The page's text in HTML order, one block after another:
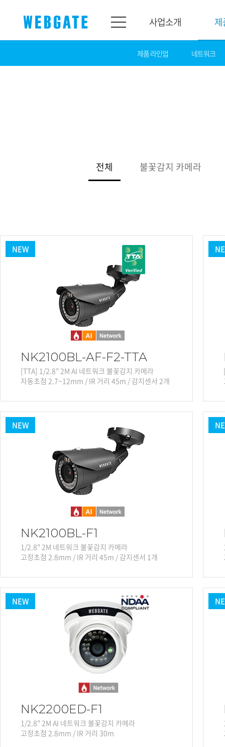
대리점
오시는길
제품소개
DVR
PoC 카메라
AHD / TVI
DVR
외장 스토리지
자동 게이트 솔루션
기타
NVR / DVR
사업소개
제품 라인업 네트워크
전체 불꽃감지 카메라
NEW
NK2100BL-AF-F2-TTA
[TTA] 1/2.8" 2M AI 네트워크 불꽃감지 카메라
자동초점 2.7~12mm / IR 거리 45m / 감지센서 2개
NEW
NK2100BL-F1
1/2.8" 2M 네트워크 불꽃감지 카메라
고정초점 2.8mm / IR 거리 45m / 감지센서 1개
NEW
NK2200ED-F1
1/2.8" 2M AI 네트워크 불꽃감지 카메라
고정초점 2.8mm / IR 거리 30m